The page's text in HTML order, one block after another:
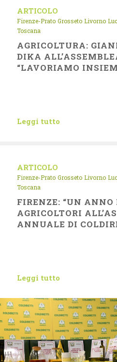
ARTICOLO
Firenze-Prato Grosseto Livorno
Toscana
AGRICOLTURA:
DIKA
“LAVORIAMO
Leggi tutto
ARTICOLO
Firenze-Prato Grosseto Livorno
Toscana
FIRENZE: “UN ANNO
AGRICOLTORI
ANNUALE DI
Leggi tutto